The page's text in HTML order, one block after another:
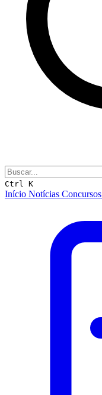
Ctrl K
Início Notícias Concursos